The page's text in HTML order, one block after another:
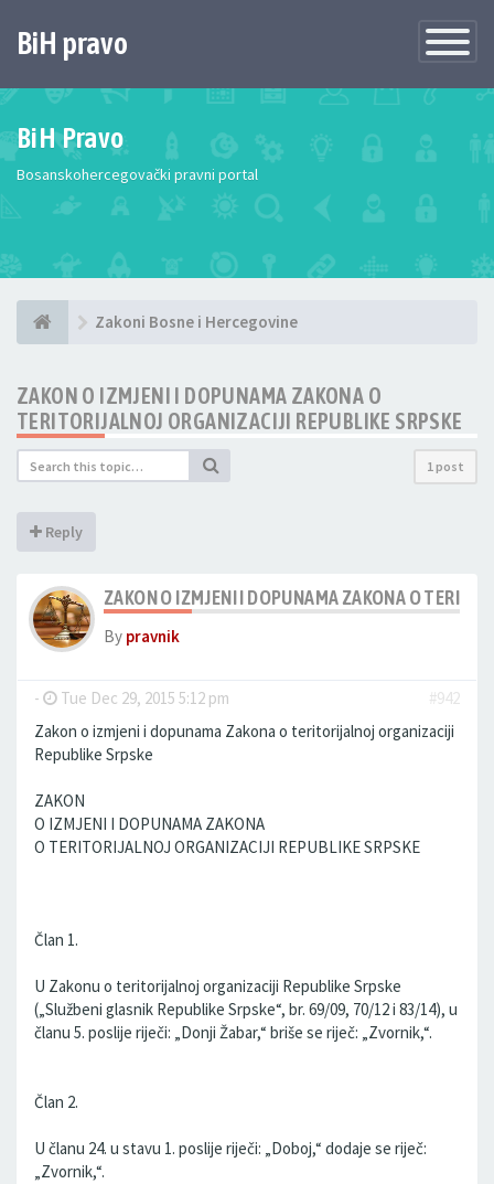
Toggle
BiH pravo
BiH Pravo
Bosanskohercegovački pravni portal
Zakoni Bosne i Hercegovine
ZAKON O IZMJENI I DOPUNAMA ZAKONA O
TERITORIJALNOJ ORGANIZACIJI REPUBLIKE SRPSKE
1 post
Reply
ZAKON O IZMJENI I DOPUNAMA ZAKONA O
By pravnik
- Tue Dec 29, 2015 5:12 pm
#942
Zakon o izmjeni i dopunama Zakona o teritorijalnoj organizaciji
Republike Srpske
ZAKON
O IZMJENI I DOPUNAMA ZAKONA
O TERITORIJALNOJ ORGANIZACIJI REPUBLIKE SRPSKE
Član 1.
U Zakonu o teritorijalnoj organizaciji Republike Srpske
(„Službeni glasnik Republike Srpske“, br. 69/09, 70/12 i 83/14), u
članu 5. poslije riječi: „Donji Žabar,“ briše se riječ: „Zvornik,“.
Član 2.
U članu 24. u stavu 1. poslije riječi: „Doboj,“ dodaje se riječ:
„Zvornik,“.